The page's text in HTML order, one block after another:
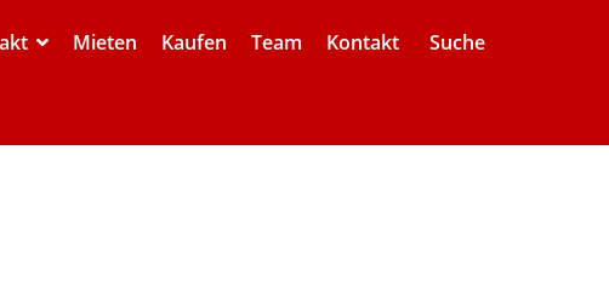
Mieten Kaufen Team Kontakt Suche